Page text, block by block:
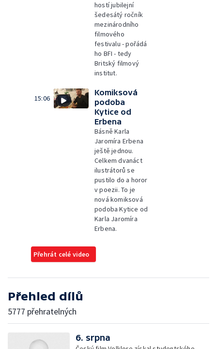
hostí jubilejní
šedesátý ročník
mezinárodního
filmového
festivalu - pořádá
ho BFI - tedy
Britský filmový
institut.
15:06
Komiksová
podoba
Kytice od
Erbena
Básně Karla
Jaromíra Erbena
ještě jednou.
Celkem dvanáct
ilustrátorů se
pustilo do a horor
v poezii. To je
nová komiksová
podoba Kytice od
Karla Jaromíra
Erbena.
Přehrát celé video
Přehled dílů
5777 přehratelných
6. srpna